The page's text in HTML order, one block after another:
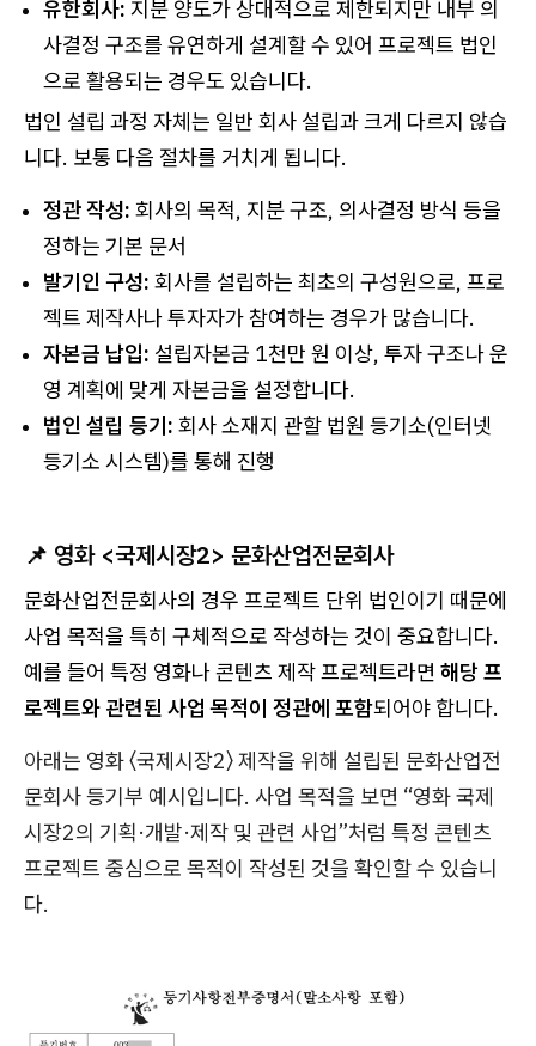
유한회사: 지분 양도가 상대적으로 제한되지만 내부 의
사결정 구조를 유연하게 설계할 수 있어 프로젝트 법인
으로 활용되는 경우도 있습니다.
법인 설립 과정 자체는 일반 회사 설립과 크게 다르지 않습
니다. 보통 다음 절차를 거치게 됩니다.
정관 작성: 회사의 목적, 지분 구조, 의사결정 방식 등을
정하는 기본 문서
발기인 구성: 회사를 설립하는 최초의 구성원으로, 프로
젝트 제작사나 투자자가 참여하는 경우가 많습니다.
자본금 납입: 설립자본금 1천만 원 이상, 투자 구조나 운
영 계획에 맞게 자본금을 설정합니다.
법인 설립 등기: 회사 소재지 관할 법원 등기소(인터넷
등기소 시스템)를 통해 진행
📌 영화 <국제시장2> 문화산업전문회사
문화산업전문회사의 경우 프로젝트 단위 법인이기 때문에
사업 목적을 특히 구체적으로 작성하는 것이 중요합니다.
예를 들어 특정 영화나 콘텐츠 제작 프로젝트라면 해당 프
로젝트와 관련된 사업 목적이 정관에 포함되어야 합니다.
아래는 영화 〈국제시장2〉 제작을 위해 설립된 문화산업전
문회사 등기부 예시입니다. 사업 목적을 보면 “영화 국제
시장2의 기획·개발·제작 및 관련 사업”처럼 특정 콘텐츠
프로젝트 중심으로 목적이 작성된 것을 확인할 수 있습니
다.